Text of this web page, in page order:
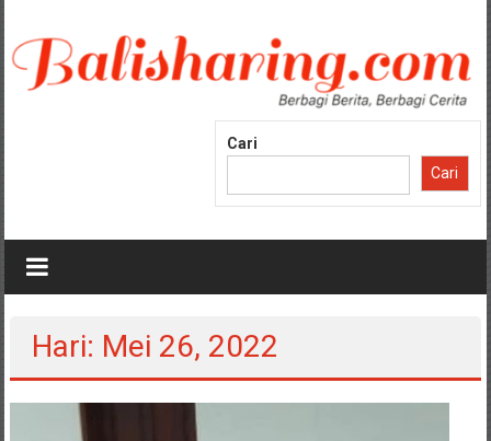
konten
Cari
Cari
Hari: Mei 26, 2022